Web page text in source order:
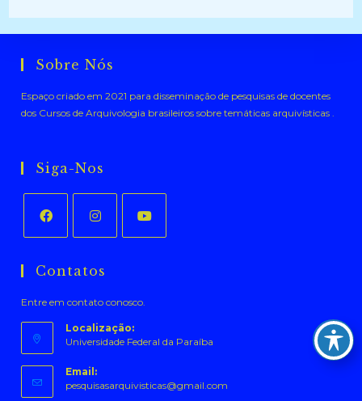
Sobre Nós
Espaço criado em 2021 para disseminação de pesquisas de docentes
dos Cursos de Arquivologia brasileiros sobre temáticas arquivísticas .
Siga-Nos
em
nova
aba
em
nova
aba
nova
aba
Contatos
Entre em contato conosco.
Localização:
Universidade Federal da Paraíba
Email:
pesquisasarquivisticas@gmail.com